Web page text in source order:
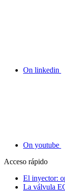
On linkedin
On youtube
Acceso rápido
El inyector:
La válvula